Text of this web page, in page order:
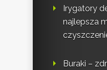
Irygatory
najlepsza
Buraki –